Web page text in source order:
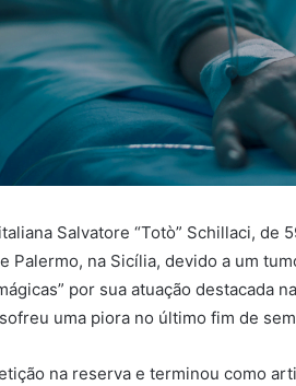
Salvatore “Totò” Schillaci, de
Palermo, na Sicília, devido a um
por sua atuação destacada
uma piora no último fim de
na reserva e terminou como